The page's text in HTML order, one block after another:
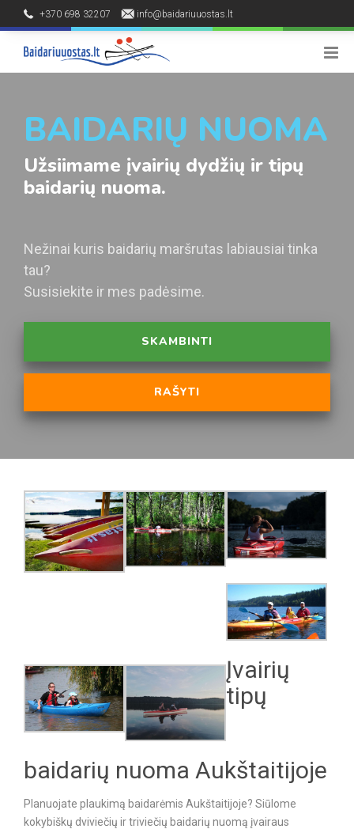
+370 698 32207 info@baidariuuostas.lt
Palūšės kaimas, Ignalinos raj.
BAIDARIŲ NUOMA
Užsiimame įvairių dydžių ir tipų
baidarių nuoma.
Nežinai kuris baidarių maršrutas labiausiai tinka
tau?
Susisiekite ir mes padėsime.
SKAMBINTI
RAŠYTI
Įvairių
tipų
baidarių nuoma Aukštaitijoje
Planuojate plaukimą baidarėmis Aukštaitijoje? Siūlome
kokybiškų dviviečių ir triviečių baidarių nuomą įvairaus